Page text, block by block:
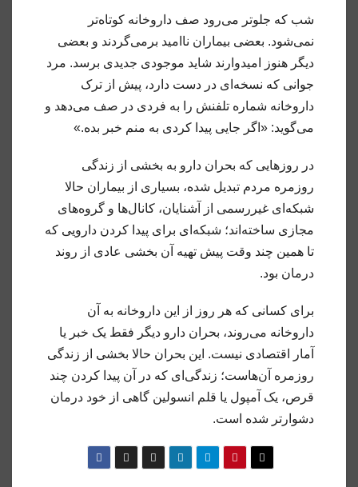
شب که جلوتر می‌رود صف داروخانه کوتاه‌تر
نمی‌شود. بعضی بیماران ناامید برمی‌گردند و بعضی
دیگر هنوز امیدوارند شاید موجودی جدیدی برسد. مرد
جوانی که نسخه‌ای در دست دارد، پیش از ترک
داروخانه شماره تلفنش را به فردی در صف می‌دهد و
می‌گوید: «اگر جایی پیدا کردی به منم خبر بده.»
در روزهایی که بحران دارو به بخشی از زندگی
روزمره مردم تبدیل شده، بسیاری از بیماران حالا
شبکه‌ای غیررسمی از آشنایان، کانال‌ها و گروه‌های
مجازی ساخته‌اند؛ شبکه‌ای برای پیدا کردن دارویی که
تا همین چند وقت پیش تهیه آن بخشی عادی از روند
درمان بود.
برای کسانی که هر روز از این داروخانه به آن
داروخانه می‌روند، بحران دارو دیگر فقط یک خبر یا
آمار اقتصادی نیست. این بحران حالا بخشی از زندگی
روزمره آن‌هاست؛ زندگی‌ای که در آن پیدا کردن چند
قرص، یک آمپول یا قلم انسولین گاهی از خود درمان
دشوارتر شده است.